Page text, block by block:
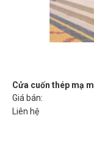
Cửa cuốn thép mạ
Giá bán:
Liên hệ